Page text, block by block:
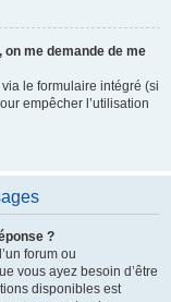
on me demande de me
le formulaire intégré (si
empêcher l’utilisation
?
forum ou
vous ayez besoin d’être
disponibles est